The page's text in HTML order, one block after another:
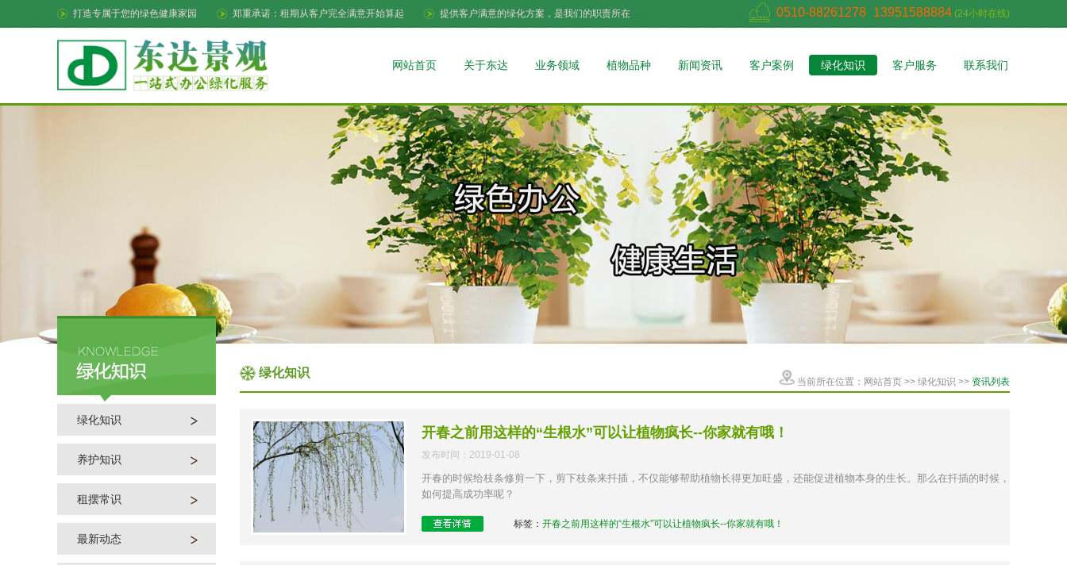
打造专属于您的绿色健康家园 郑重承诺：租期从客户完全满意开始算起 提供客户满意的绿化方案，是我们的职责所在 0510-88261278 13951588884 (24小时在线)
联系我们
客户服务
绿化知识
客户案例
新闻资讯
植物品种
业务领域
关于东达
网站首页
绿化知识
养护知识
租摆常识
最新动态
绿化知识
当前所在位置： 网站首页 >> 绿化知识 >> 资讯列表
开春之前用这样的“生根水”可以让植物疯长--你家就有哦！
发布时间：2019-01-08
开春的时候给枝条修剪一下，剪下枝条来扦插，不仅能够帮助植物长得更加旺盛，还能促进植物本身的生长。那么在扦插的时候，
如何提高成功率呢？
标签： 开春之前用这样的“生根水”可以让植物疯长--你家就有哦！